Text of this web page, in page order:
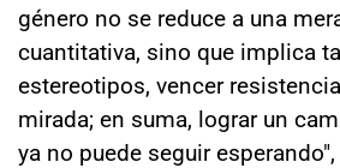
género no se reduce a una
cuantitativa, sino que implica
estereotipos, vencer
mirada; en suma, lograr un
ya no puede seguir